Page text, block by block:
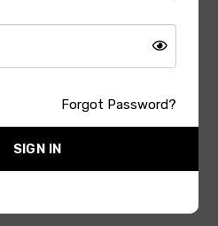
Forgot Password?
SIGN IN